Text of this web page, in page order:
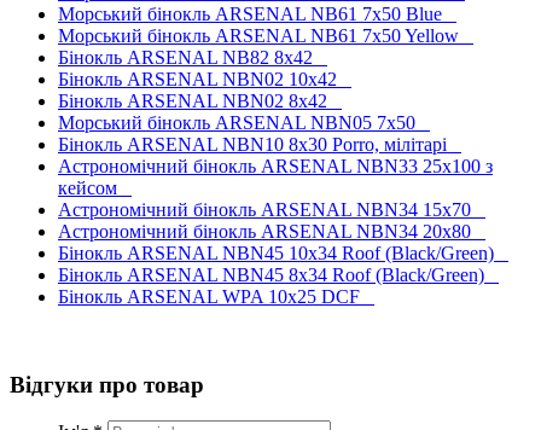
Морський бінокль ARSENAL NB61 7x50 Blue
Морський бінокль ARSENAL NB61 7x50 Yellow
Бінокль ARSENAL NB82 8x42
Бінокль ARSENAL NBN02 10x42
Бінокль ARSENAL NBN02 8x42
Морський бінокль ARSENAL NBN05 7x50
Бінокль ARSENAL NBN10 8x30 Porro, мілітарі
Астрономічний бінокль ARSENAL NBN33 25x100 з
кейсом
Астрономічний бінокль ARSENAL NBN34 15x70
Астрономічний бінокль ARSENAL NBN34 20x80
Бінокль ARSENAL NBN45 10x34 Roof (Black/Green)
Бінокль ARSENAL NBN45 8x34 Roof (Black/Green)
Бінокль ARSENAL WPA 10x25 DCF
Відгуки про товар